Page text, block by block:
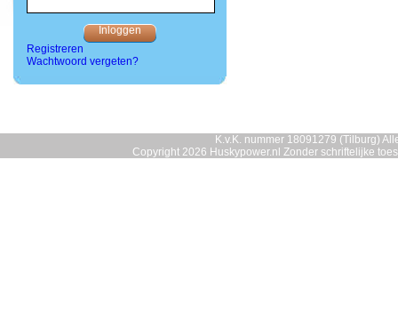
Registreren
Wachtwoord vergeten?
K.v.K. nummer 18091279 (Tilburg)
Copyright 2026 Huskypower.nl Zonder schriftelijke